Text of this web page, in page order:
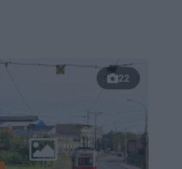
22